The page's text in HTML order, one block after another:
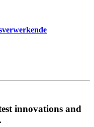
innovations and